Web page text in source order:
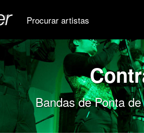
Procurar artistas
Bandas de Ponta